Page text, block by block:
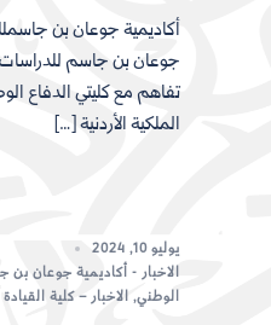
أكاديمية جوعان بن
جوعان بن جاسم للدراسات
تفاهم مع كليتي الدفاع
الملكية الأردنية […]
يوليو 10, 2024
الاخبار - أكاديمية جوعان بن
الوطني, الاخبار – كلية